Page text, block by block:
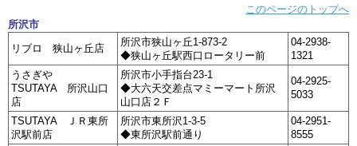
このページのトップへ
所沢市
リブロ 狭山ヶ丘店
所沢市狭山ヶ丘1-873-2
◆狭山ヶ丘駅西口ロータリー前
04-2938-
1321
うさぎや
TSUTAYA 所沢山口
店
所沢市小手指台23-1
◆大六天交差点マミーマート所沢
山口店２Ｆ
04-2925-
5033
TSUTAYA ＪＲ東所
沢駅前店
所沢市東所沢1-3-5
◆東所沢駅前通り
04-2951-
8555